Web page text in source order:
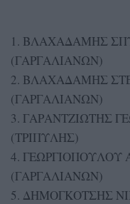
1. ΒΛΑΧΑΔΑΜΗΣ
(ΓΑΡΓΑΛΙΑΝΩΝ)
2. ΒΛΑΧΑΔΑΜΗΣ
(ΓΑΡΓΑΛΙΑΝΩΝ)
3. ΓΑΡΑΝΤΖΙΩΤΗΣ
(ΤΡΙΠΥΛΗΣ)
4. ΓΕΩΡΓΙΟΠΟΥΛΟΥ
(ΓΑΡΓΑΛΙΑΝΩΝ)
5. ΔΗΜΟΓΚΟΤΣΗΣ